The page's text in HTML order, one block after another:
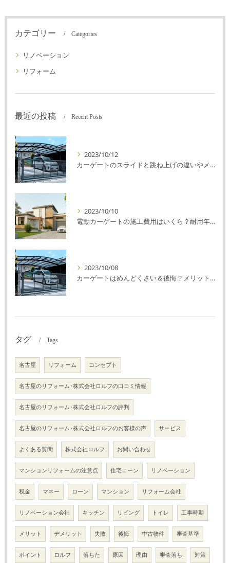
カテゴリー Categories
リノベーション
リフォーム
最近の投稿 Recent Posts
2023/10/12
カーゲートのスライドと跳ね上げの違いやメリットデメリットを解説！
2023/10/10
電動カーゲートの施工費用はいくら？耐用年数や注意点を解説！
2023/10/08
カーゲートはめんどくさい＆後悔？メリット・デメリットを解説！
タグ Tags
名古屋 リフォーム コンセプト
名古屋のリフォーム･株式会社ロルフの口コミ情報
名古屋のリフォーム･株式会社ロルフの評判
名古屋のリフォーム･株式会社ロルフのお客様の声 サービス
よくある質問 株式会社ロルフ お問い合わせ
マンションリフォームの注意点 住宅ローン リノベーション
税金 マネー ローン マンション リフォーム会社
リノベーション会社 キッチン リビング トイレ 工事時期
メリット デメリット 失敗 後悔 中古物件 審査基準
ポイント ロルフ 落ちた 原因 理由 審査落ち 対策